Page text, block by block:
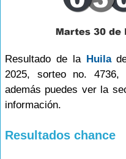
Resultado de la Huila
2025, sorteo no.
además puedes ver la
información.
Resultados chance